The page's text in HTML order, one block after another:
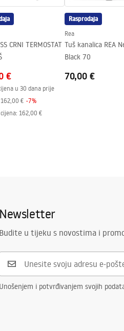
Da, na jednoj strani
CRNI TERMOSTAT
€
u 30 dana prije
162,00 € -7%
: 162,00 €
Rasprodaja
Rea
Tuš kanalica REA
Black 70
70,00 €
Newsletter
Budite u tijeku s novostima i
Unošenjem i potvrđivanjem svojih